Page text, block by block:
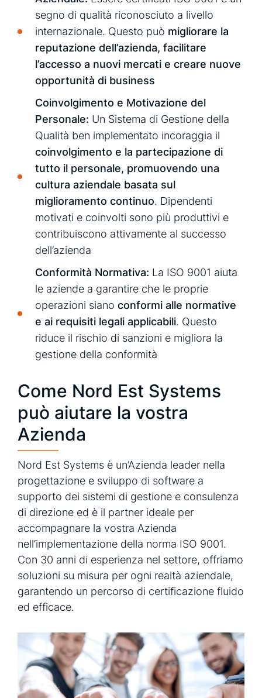
segno di qualità riconosciuto a livello
internazionale. Questo può migliorare la
reputazione dell’azienda, facilitare
l’accesso a nuovi mercati e creare nuove
opportunità di business
Coinvolgimento e Motivazione del
Personale: Un Sistema di Gestione della
Qualità ben implementato incoraggia il
coinvolgimento e la partecipazione di
tutto il personale, promuovendo una
cultura aziendale basata sul
miglioramento continuo. Dipendenti
motivati e coinvolti sono più produttivi e
contribuiscono attivamente al successo
dell’azienda
Conformità Normativa: La ISO 9001 aiuta
le aziende a garantire che le proprie
operazioni siano conformi alle normative
e ai requisiti legali applicabili. Questo
riduce il rischio di sanzioni e migliora la
gestione della conformità
Come Nord Est Systems
può aiutare la vostra
Azienda
Nord Est Systems è un’Azienda leader nella
progettazione e sviluppo di software a
supporto dei sistemi di gestione e consulenza
di direzione ed è il partner ideale per
accompagnare la vostra Azienda
nell’implementazione della norma ISO 9001.
Con 30 anni di esperienza nel settore, offriamo
soluzioni su misura per ogni realtà aziendale,
garantendo un percorso di certificazione fluido
ed efficace.